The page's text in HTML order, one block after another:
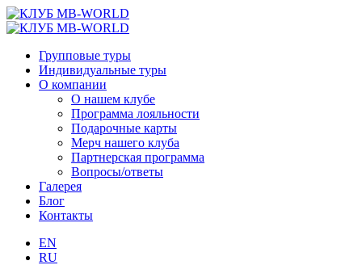
Групповые туры
Индивидуальные туры
О компании
О нашем клубе
Программа лояльности
Подарочные карты
Мерч нашего клуба
Партнерская программа
Вопросы/ответы
Галерея
Блог
Контакты
EN
RU